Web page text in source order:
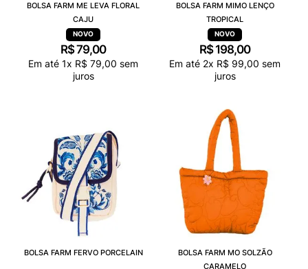
BOLSA FARM ME LEVA FLORAL
CAJU
R$79,00
Em até 1x R$ 79,00 sem
juros
BOLSA FARM MIMO LENÇO
TROPICAL
R$ 198,00
Em até 2x R$ 99,00 sem
juros
BOLSA FARM FERVO PORCELAIN
BOLSA FARM MO SOLZÃO
CARAMELO